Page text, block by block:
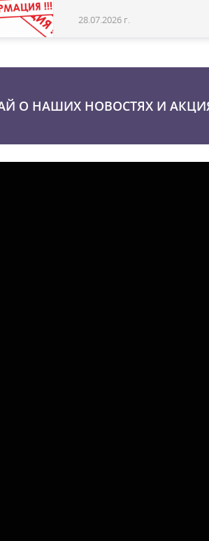
28.07.2026 г.
О НАШИХ НОВОСТЯХ И